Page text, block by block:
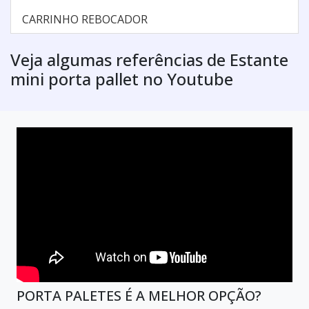
CARRINHO REBOCADOR
Veja algumas referências de Estante
mini porta pallet no Youtube
PORTA PALETES É A MELHOR OPÇÃO?